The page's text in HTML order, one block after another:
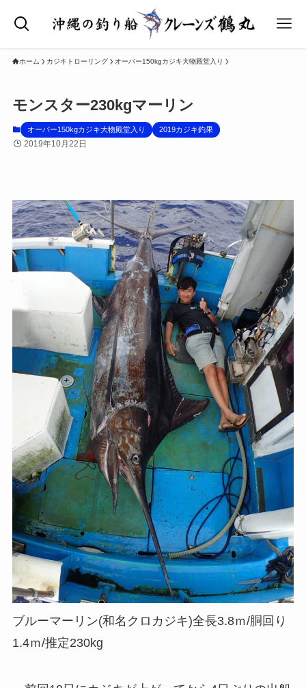
ホーム カジキトローリング オーバー150kgカジキ大物殿堂入り
モンスター230kgマーリン
オーバー150kgカジキ大物殿堂入り 2019カジキ釣果
2019年10月22日
ブルーマーリン(和名クロカジキ)全長3.8ｍ/胴回り
1.4ｍ/推定230kg